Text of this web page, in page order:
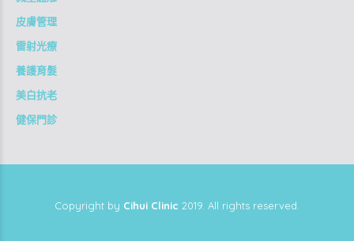
皮膚管理
雷射光療
養護育髮
美白抗老
健保門診
Copyright by Cihui Clinic 2019. All rights reserved.